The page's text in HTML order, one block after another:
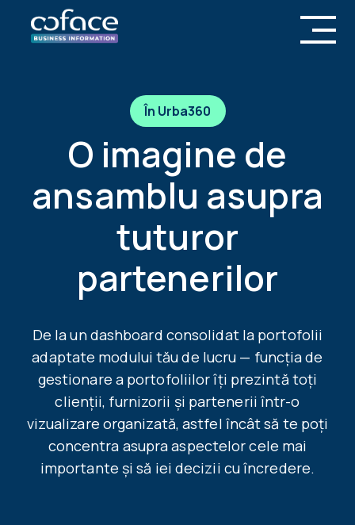
În Urba360
O imagine de
ansamblu asupra
tuturor
partenerilor
De la un dashboard consolidat la portofolii
adaptate modului tău de lucru — funcția de
gestionare a portofoliilor îți prezintă toți
clienții, furnizorii și partenerii într-o
vizualizare organizată, astfel încât să te poți
concentra asupra aspectelor cele mai
importante și să iei decizii cu încredere.